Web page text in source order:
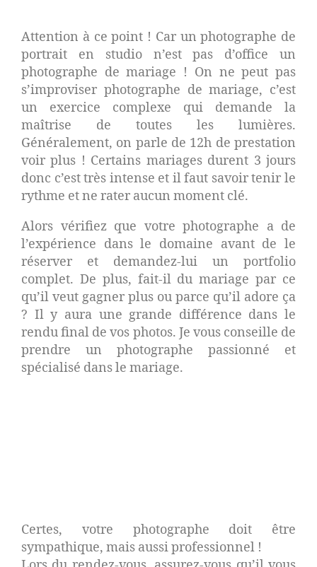
Attention à ce point ! Car un photographe de
portrait en studio n’est pas d’office un
photographe de mariage ! On ne peut pas
s’improviser photographe de mariage, c’est
un exercice complexe qui demande la
maîtrise de toutes les lumières.
Généralement, on parle de 12h de prestation
voir plus ! Certains mariages durent 3 jours
donc c’est très intense et il faut savoir tenir le
rythme et ne rater aucun moment clé.
Alors vérifiez que votre photographe a de
l’expérience dans le domaine avant de le
réserver et demandez-lui un portfolio
complet. De plus, fait-il du mariage par ce
qu’il veut gagner plus ou parce qu’il adore ça
? Il y aura une grande différence dans le
rendu final de vos photos. Je vous conseille de
prendre un photographe passionné et
spécialisé dans le mariage.
Certes, votre photographe doit être
sympathique, mais aussi professionnel !